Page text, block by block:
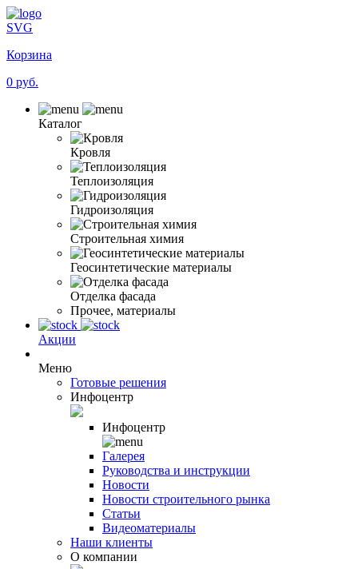
SVG
Корзина
0 руб.
Каталог
Кровля
Теплоизоляция
Гидроизоляция
Строительная химия
Геосинтетические материалы
Отделка фасада
Прочее, материалы
Акции
Меню
Готовые решения
Инфоцентр
Инфоцентр
Галерея
Руководства и инструкции
Новости
Новости строительного рынка
Статьи
Видеоматериалы
Наши клиенты
О компании